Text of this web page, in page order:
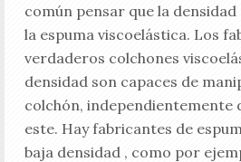
común pensar que la
la espuma viscoelástica. Los
verdaderos colchones
densidad son capaces de
colchón, independientemente
este. Hay fabricantes de
baja densidad , como por